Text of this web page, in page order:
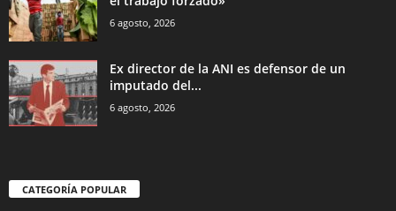
6 agosto, 2026
Ex director de la ANI es defensor de un
imputado del...
6 agosto, 2026
CATEGORÍA POPULAR